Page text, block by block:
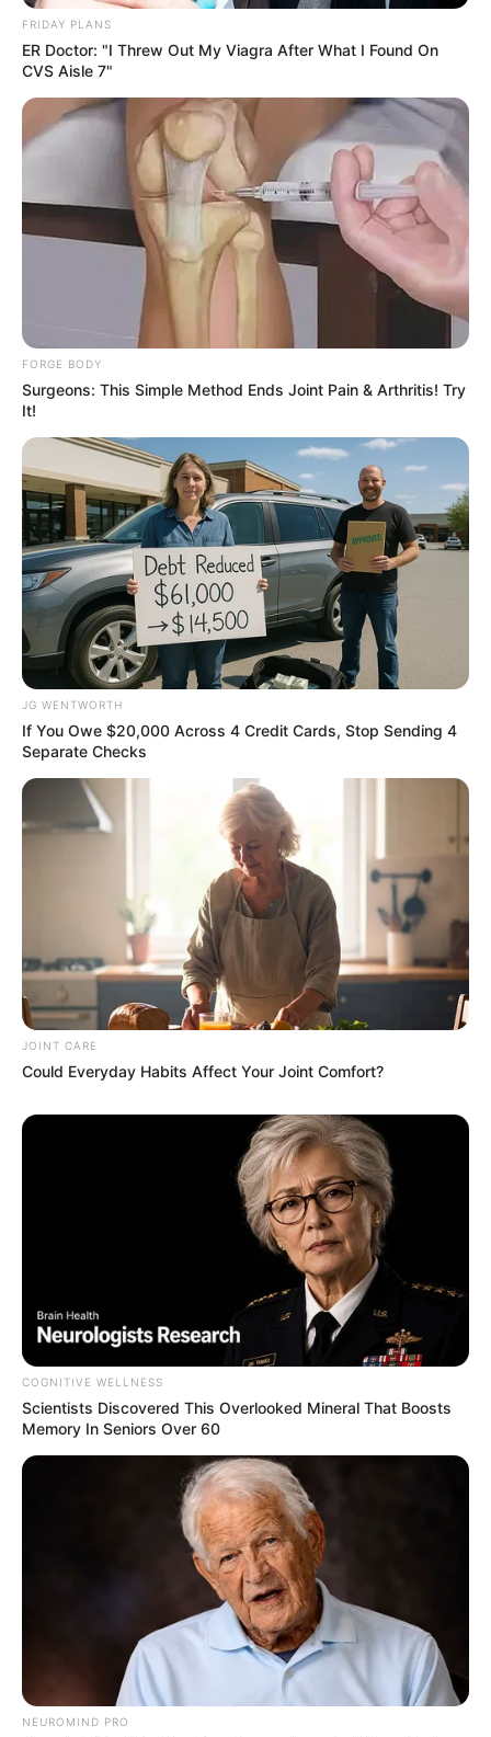
Sensual Dance Scenes We Saw In Movies
Hollywood's Inaccurate Portrayal of Reality - Take a
Look Inside!
BRAINBERRIES
The Insane True Stories Behind Cameron's Biggest
Films
BRAINBERRIES
Why this ordinary drink is the secret to feeling your
best every day
’90s TV Icons Who Faded Out Of Hollywood
BRAINBERRIES
'The OC' Cast Then And Now - Where Are They 20
BRAINBERRIES
FRIDAY PLANS
ER Doctor: "I Threw Out My Viagra After What I Found On
CVS Aisle 7"
FORGE BODY
Surgeons: This Simple Method Ends Joint Pain & Arthritis! Try
It!
JG WENTWORTH
If You Owe $20,000 Across 4 Credit Cards, Stop Sending 4
Separate Checks
JOINT CARE
Could Everyday Habits Affect Your Joint Comfort?
COGNITIVE WELLNESS
Scientists Discovered This Overlooked Mineral That Boosts
Memory In Seniors Over 60
NEUROMIND PRO